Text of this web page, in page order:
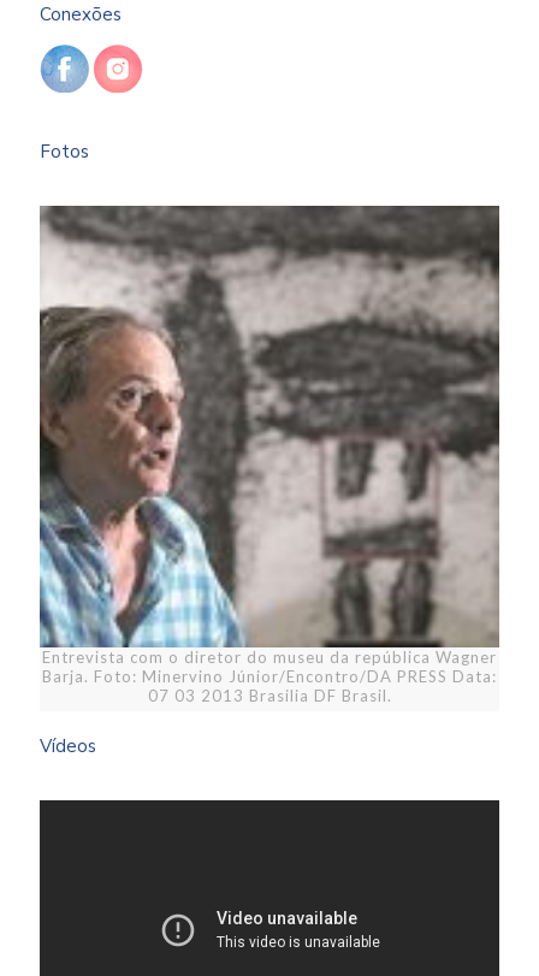
Conexões
Fotos
Entrevista com o diretor do museu da república Wagner
Barja. Foto: Minervino Júnior/Encontro/DA PRESS Data:
07 03 2013 Brasilia DF Brasil.
Vídeos